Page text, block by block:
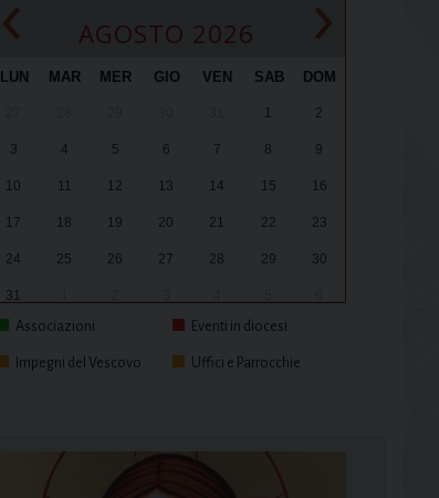
AGOSTO 2026
LUN MAR MER GIO VEN SAB DOM
1 2
3 4 5 6 7 8 9
10 11 12 13 14 15 16
17 18 19 20 21 22 23
24 25 26 27 28 29 30
31
Associazioni
Eventi in diocesi
Impegni del Vescovo Uffici e Parrocchie